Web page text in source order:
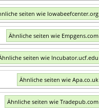
seiten wie Iowabeefcenter.org
Ähnliche seiten wie Empgens.com
seiten wie Incubator.ucf.edu
Ähnliche seiten wie Apa.co.uk
Ähnliche seiten wie Tradepub.com